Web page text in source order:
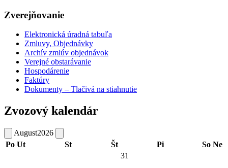
Zverejňovanie
Elektronická úradná tabuľa
Zmluvy, Objednávky
Archív zmlúv objednávok
Verejné obstarávanie
Hospodárenie
Faktúry
Dokumenty – Tlačivá na stiahnutie
Zvozový kalendár
August2026
Po Ut St Št Pi So Ne
31